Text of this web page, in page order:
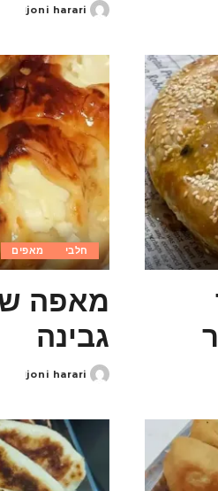
Posted
joni harari
חלבי מאפים
מאפה
גבינה
Posted
joni harari